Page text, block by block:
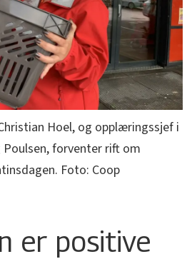
Hoel, og opplæringssjef i
Poulsen, forventer rift om
Foto: Coop
er positive